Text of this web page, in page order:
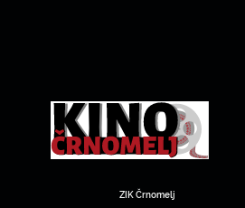
ZIK Črnomelj